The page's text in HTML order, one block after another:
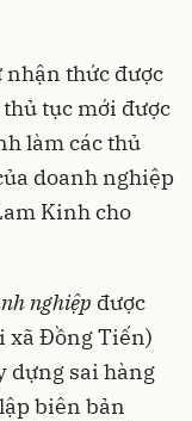
nhận thức được
tục mới được
làm các thủ
doanh nghiệp
Kinh cho
nghiệp được
xã Đồng Tiến)
dựng sai hàng
biên bản